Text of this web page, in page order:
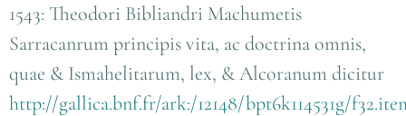
1543: Theodori Bibliandri Machumetis
Sarracanrum principis vita, ac doctrina omnis,
quae & Ismahelitarum, lex, & Alcoranum dicitur
http://gallica.bnf.fr/ark:/12148/bpt6k114531g/